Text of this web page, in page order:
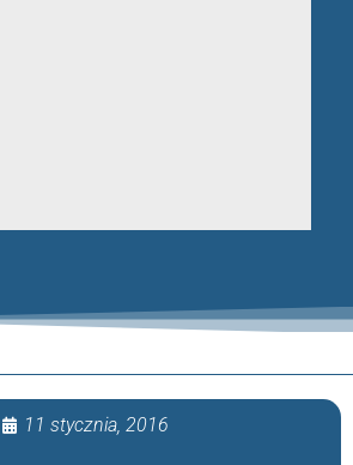
11 stycznia, 2016